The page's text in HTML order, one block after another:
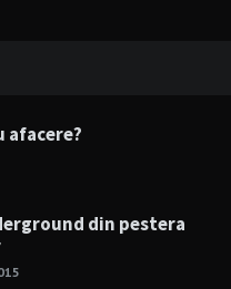
afacere?
din pestera